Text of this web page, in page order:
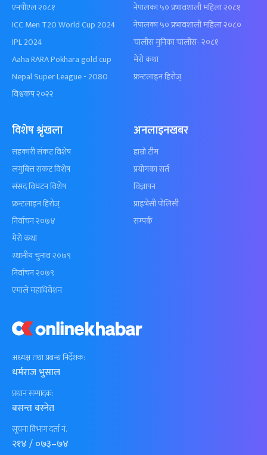
अध्यक्ष तथा प्रबन्ध निर्देशक:
धर्मराज भुसाल
प्रधान सम्पादक:
बसन्त बस्नेत
सूचना विभाग दर्ता नं.
२१४ / ०७३–७४
एनपीएल २०८१
ICC Men T20 World Cup 2024
IPL 2024
Aaha RARA Pokhara gold cup
Nepal Super League - 2080
विश्वकप २०२२
नेपालका ५० प्रभावशाली महिला २०८१
नेपालका ५० प्रभावशाली महिला २०८०
चालीस मुनिका चालीस- २०८१
मेरो कथा
फ्रन्टलाइन हिरोज्
विशेष श्रृंखला
सहकारी संकट विशेष
लगुबित्त संकट विशेष
संसद विघटन विशेष
फ्रन्टलाइन हिरोज्
निर्वाचन २०७४
मेरो कथा
स्थानीय चुनाव २०७९
निर्वाचन २०७९
एमाले महाधिवेशन
अनलाइनखबर
हाम्रो टीम
प्रयोगका सर्त
विज्ञापन
प्राइभेसी पोलिसी
सम्पर्क